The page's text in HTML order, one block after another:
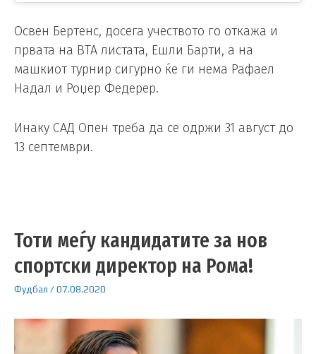
Освен Бертенс, досега учеството го откажа и
првата на ВТА листата, Ешли Барти, а на
машкиот турнир сигурно ќе ги нема Рафаел
Надал и Роџер Федерер.
Инаку САД Опен треба да се одржи 31 август до
13 септември.
Тоти меѓу кандидатите за нов
спортски директор на Рома!
Фудбал /07.08.2020